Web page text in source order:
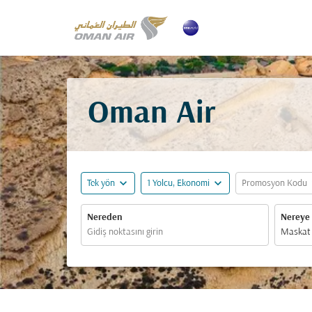
Oman Air
Tek yön expand_more 1 Yolcu, Ekonomi expand_more Promosyon Kodu
Nereden Nereye